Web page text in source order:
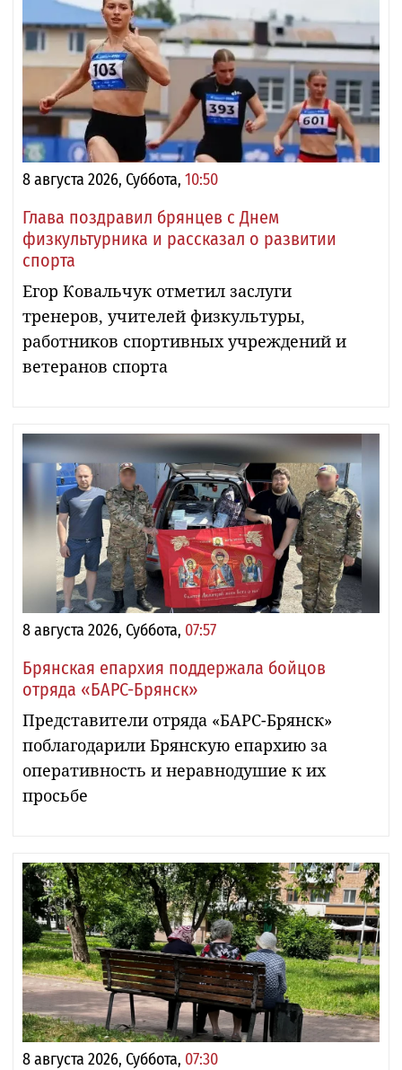
8 августа 2026, Суббота, 10:50
Глава поздравил брянцев с Днем
физкультурника и рассказал о развитии
спорта
Егор Ковальчук отметил заслуги
тренеров, учителей физкультуры,
работников спортивных учреждений и
ветеранов спорта
8 августа 2026, Суббота, 07:57
Брянская епархия поддержала бойцов
отряда «БАРС-Брянск»
Представители отряда «БАРС-Брянск»
поблагодарили Брянскую епархию за
оперативность и неравнодушие к их
просьбе
8 августа 2026, Суббота, 07:30